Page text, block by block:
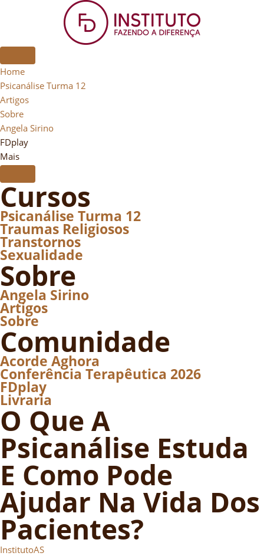
Home
Psicanálise Turma 12
Artigos
Sobre
Angela Sirino
FDplay
Mais
Cursos
Psicanálise Turma 12
Traumas Religiosos
Transtornos
Sexualidade
Sobre
Angela Sirino
Artigos
Sobre
Comunidade
Acorde Aghora
Conferência Terapêutica 2026
FDplay
Livraria
O Que A
Psicanálise Estuda
E Como Pode
Ajudar Na Vida Dos
Pacientes?
InstitutoAS